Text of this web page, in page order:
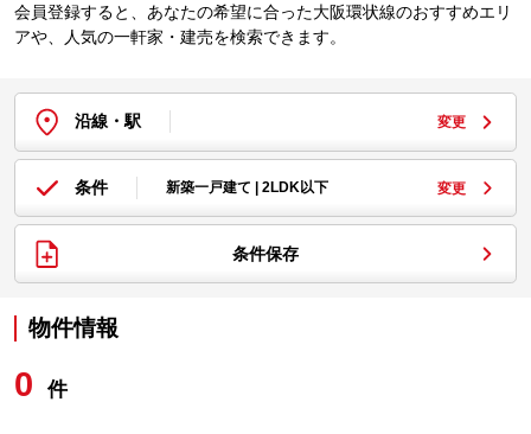
会員登録すると、あなたの希望に合った大阪環状線のおすすめエリ
アや、人気の一軒家・建売を検索できます。
沿線・駅 変更
条件 新築一戸建て | 2LDK以下 変更
条件保存
物件情報
0 件